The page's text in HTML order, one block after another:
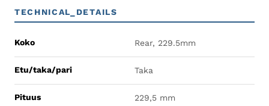
TECHNICAL_DETAILS
Koko Rear, 229.5mm
Etu/taka/pari Taka
Pituus 229,5 mm